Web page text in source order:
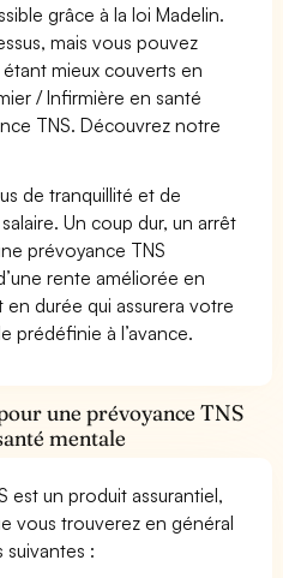
grâce à la loi Madelin.
mais vous pouvez
mieux couverts en
/ Infirmière en santé
TNS. Découvrez notre
de tranquillité et de
Un coup dur, un arrêt
prévoyance TNS
rente améliorée en
durée qui assurera votre
prédéfinie à l’avance.
une prévoyance TNS
mentale
est un produit assurantiel,
vous trouverez en général
: